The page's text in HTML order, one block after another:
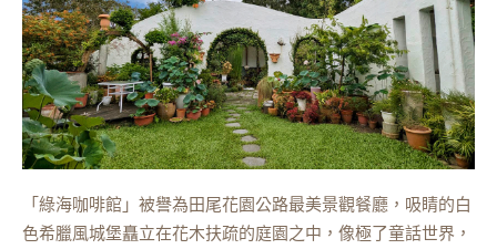
「綠海咖啡館」被譽為田尾花園公路最美景觀餐廳，吸睛的白
色希臘風城堡矗立在花木扶疏的庭園之中，像極了童話世界，